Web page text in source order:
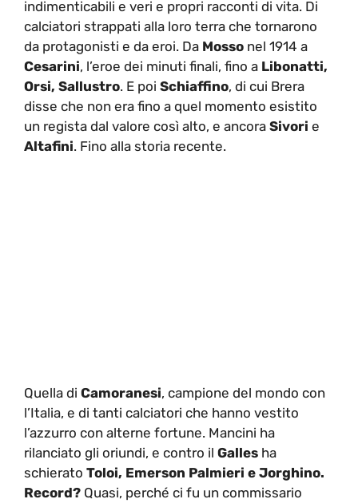
indimenticabili e veri e propri racconti di vita. Di
calciatori strappati alla loro terra che tornarono
da protagonisti e da eroi. Da Mosso nel 1914 a
Cesarini, l’eroe dei minuti finali, fino a Libonatti,
Orsi, Sallustro. E poi Schiaffino, di cui Brera
disse che non era fino a quel momento esistito
un regista dal valore così alto, e ancora Sivori e
Altafini. Fino alla storia recente.
Quella di Camoranesi, campione del mondo con
l’Italia, e di tanti calciatori che hanno vestito
l’azzurro con alterne fortune. Mancini ha
rilanciato gli oriundi, e contro il Galles ha
schierato Toloi, Emerson Palmieri e Jorghino.
Record? Quasi, perché ci fu un commissario